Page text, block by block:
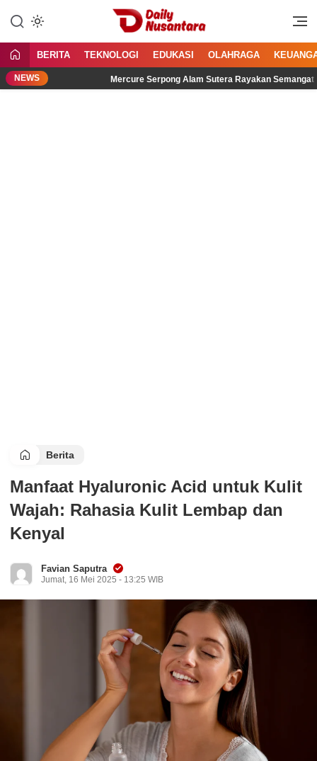
konten
Daily Nusantara
Menyajikan Fakta, Menginspirasi
BERITA TEKNOLOGI EDUKASI OLAHRAGA
NEWS Mercure Serpong Alam Sutera Rayakan Semangat
Berita
Manfaat Hyaluronic Acid untuk Kulit
Wajah: Rahasia Kulit Lembap dan
Kenyal
Favian Saputra
Jumat, 16 Mei 2025 - 13:25 WIB